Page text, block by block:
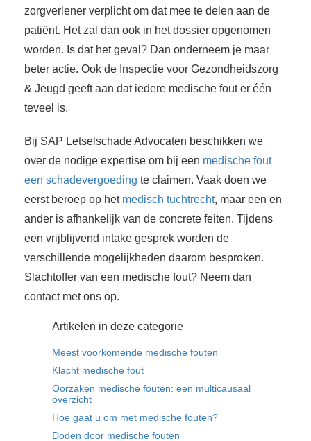
zorgverlener verplicht om dat mee te delen aan de
patiënt. Het zal dan ook in het dossier opgenomen
worden. Is dat het geval? Dan onderneem je maar
beter actie. Ook de Inspectie voor Gezondheidszorg
& Jeugd geeft aan dat iedere medische fout er één
teveel is.
Bij SAP Letselschade Advocaten beschikken we
over de nodige expertise om bij een medische fout
een schadevergoeding te claimen. Vaak doen we
eerst beroep op het medisch tuchtrecht, maar een en
ander is afhankelijk van de concrete feiten. Tijdens
een vrijblijvend intake gesprek worden de
verschillende mogelijkheden daarom besproken.
Slachtoffer van een medische fout? Neem dan
contact met ons op.
Artikelen in deze categorie
Meest voorkomende medische fouten
Klacht medische fout
Oorzaken medische fouten: een multicausaal
overzicht
Hoe gaat u om met medische fouten?
Doden door medische fouten